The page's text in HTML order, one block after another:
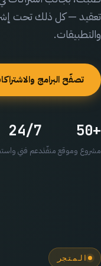
تعقيد — كل ذلك تحت
والتطبيقات.
تصفّح البرامج
+50
مشروع وموقع منفّذ
24/7
دعم فني
المتجر